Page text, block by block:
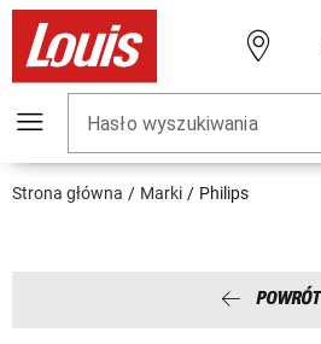
Hasło wyszukiwania
Strona główna Marki Philips
POWRÓT